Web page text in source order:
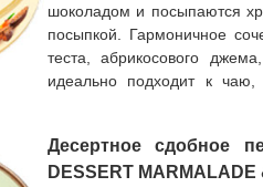
шоколадом и посыпаются
посыпкой. Гармоничное
теста, абрикосового
идеально подходит к
Десертное сдобное
DESSERT MARMALADE